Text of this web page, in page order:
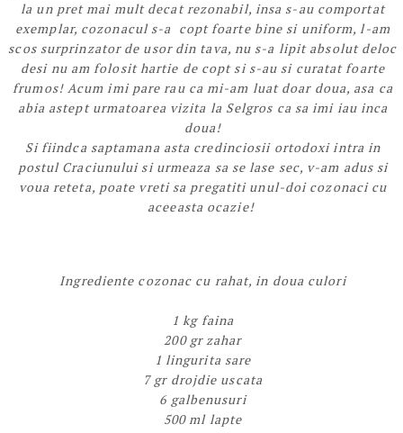
la un pret mai mult decat rezonabil, insa s-au comportat
exemplar, cozonacul s-a copt foarte bine si uniform, l-am
scos surprinzator de usor din tava, nu s-a lipit absolut deloc
desi nu am folosit hartie de copt si s-au si curatat foarte
frumos! Acum imi pare rau ca mi-am luat doar doua, asa ca
abia astept urmatoarea vizita la Selgros ca sa imi iau inca
doua!
Si fiindca saptamana asta credinciosii ortodoxi intra in
postul Craciunului si urmeaza sa se lase sec, v-am adus si
voua reteta, poate vreti sa pregatiti unul-doi cozonaci cu
aceeasta ocazie!
Ingrediente cozonac cu rahat, in doua culori
1 kg faina
200 gr zahar
1 lingurita sare
7 gr drojdie uscata
6 galbenusuri
500 ml lapte